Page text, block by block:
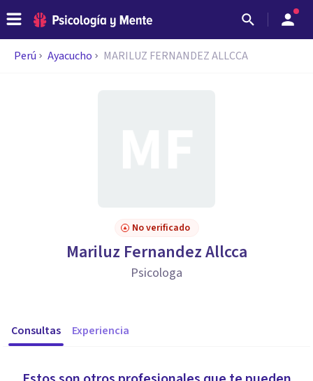
Perú Ayacucho MARILUZ FERNANDEZ ALLCCA
No verificado
Mariluz Fernandez Allcca
Psicologa
Consultas Experiencia